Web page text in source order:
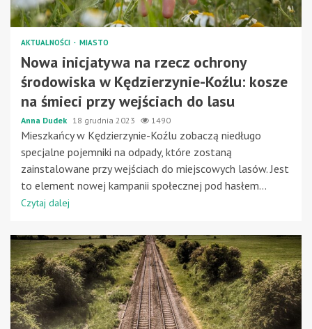
AKTUALNOŚCI MIASTO
Nowa inicjatywa na rzecz ochrony
środowiska w Kędzierzynie-Koźlu: kosze
na śmieci przy wejściach do lasu
Anna Dudek 18 grudnia 2023 1490
Mieszkańcy w Kędzierzynie-Koźlu zobaczą niedługo
specjalne pojemniki na odpady, które zostaną
zainstalowane przy wejściach do miejscowych lasów. Jest
to element nowej kampanii społecznej pod hasłem...
Czytaj dalej